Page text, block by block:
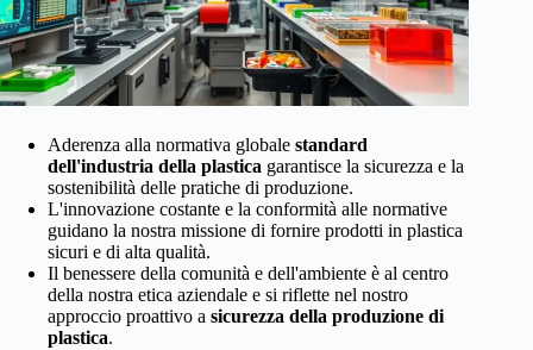
Aderenza alla normativa globale standard
dell'industria della plastica garantisce la sicurezza e la
sostenibilità delle pratiche di produzione.
L'innovazione costante e la conformità alle normative
guidano la nostra missione di fornire prodotti in plastica
sicuri e di alta qualità.
Il benessere della comunità e dell'ambiente è al centro
della nostra etica aziendale e si riflette nel nostro
approccio proattivo a sicurezza della produzione di
plastica.